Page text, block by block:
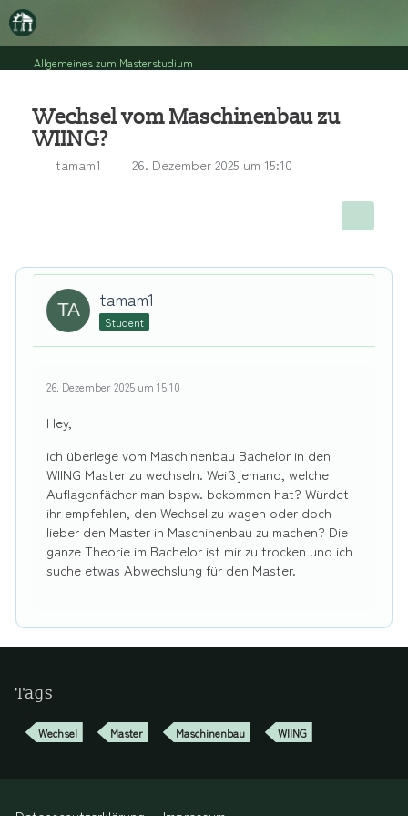
Allgemeines zum Masterstudium
Wechsel vom Maschinenbau zu
WIING?
tamam1 26. Dezember 2025 um 15:10
tamam1
Student
26. Dezember 2025 um 15:10
Hey,
ich überlege vom Maschinenbau Bachelor in den
WIING Master zu wechseln. Weiß jemand, welche
Auflagenfächer man bspw. bekommen hat? Würdet
ihr empfehlen, den Wechsel zu wagen oder doch
lieber den Master in Maschinenbau zu machen? Die
ganze Theorie im Bachelor ist mir zu trocken und ich
suche etwas Abwechslung für den Master.
Tags
Wechsel Master Maschinenbau WIING